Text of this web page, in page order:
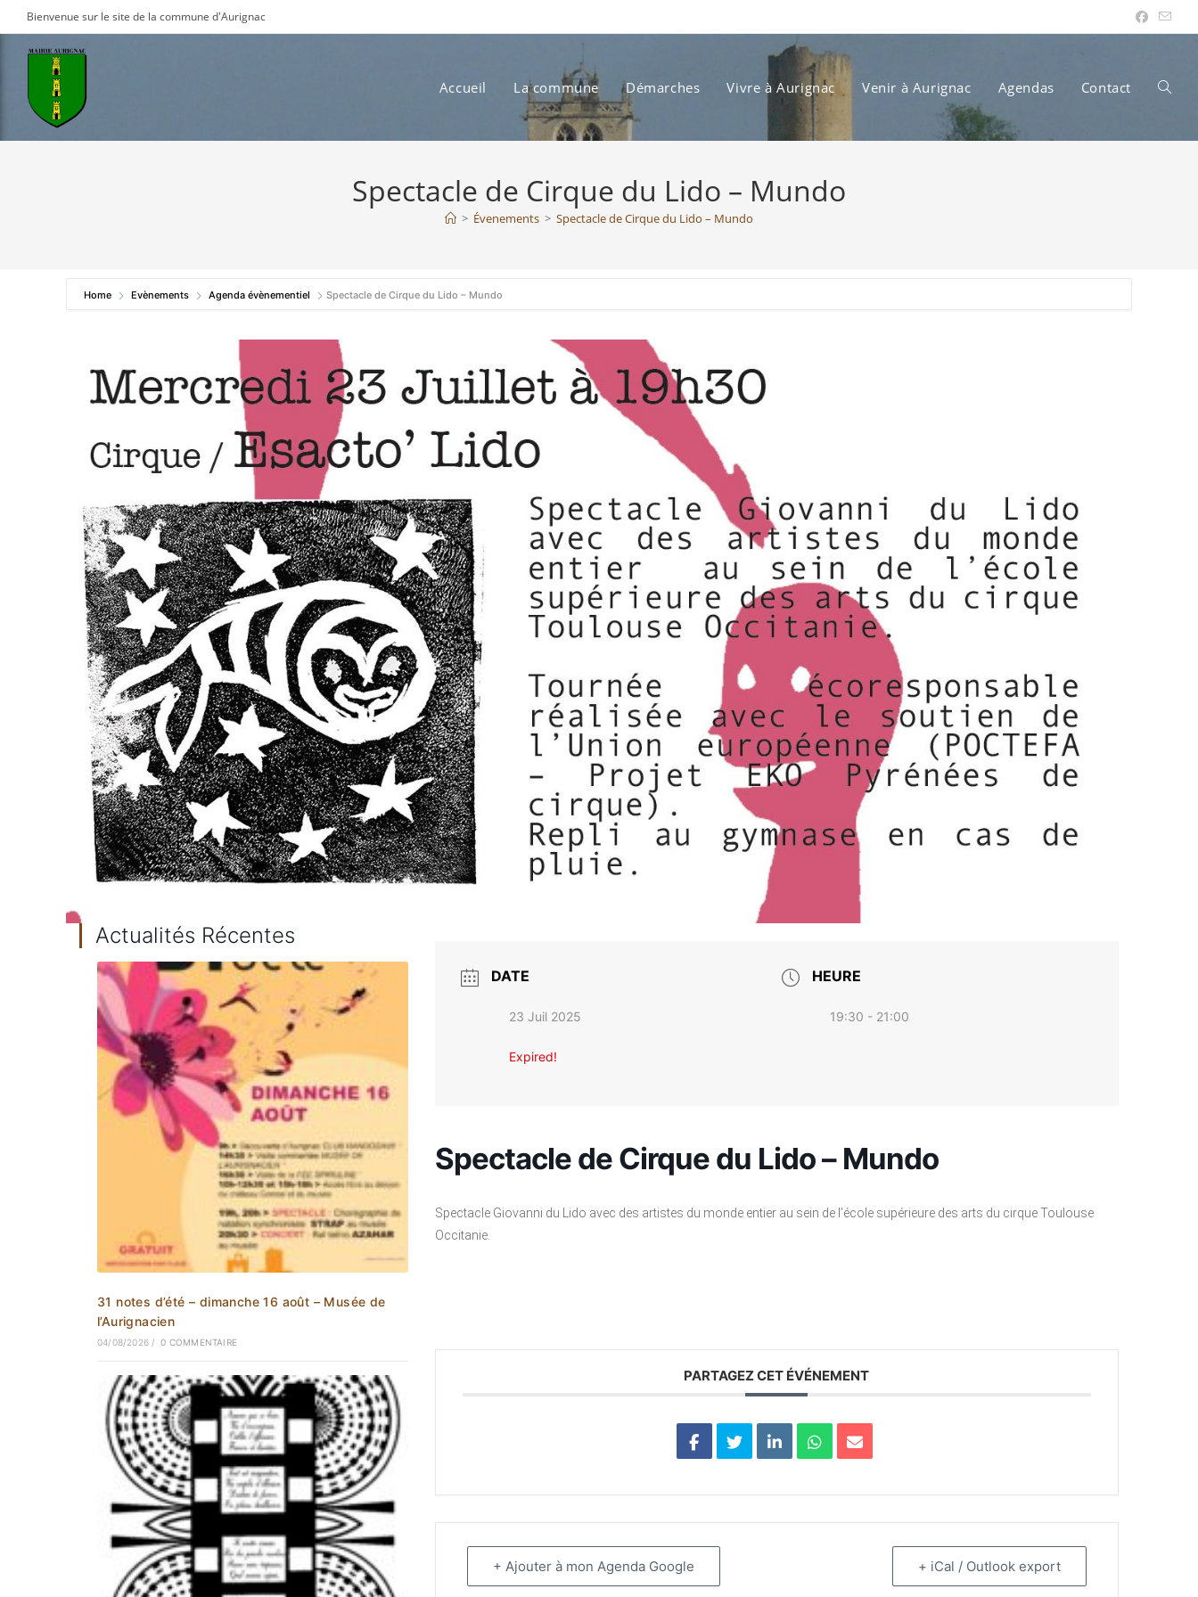
to
content
Bienvenue sur le site de la commune d'Aurignac
Accueil La commune Démarches Vivre à Aurignac Venir à Aurignac Agendas Contact Toggle
Spectacle de Cirque du Lido – Mundo
> Évenements > Spectacle de Cirque du Lido – Mundo
Home Evènements Agenda évènementiel Spectacle de Cirque du Lido – Mundo
Actualités Récentes
31 notes d’été – dimanche 16 août – Musée de
l’Aurignacien
04/08/2026 / 0 COMMENTAIRE
DATE
23 Juil 2025
Expired!
HEURE
19:30 - 21:00
Spectacle de Cirque du Lido – Mundo
Spectacle Giovanni du Lido avec des artistes du monde entier au sein de l’école supérieure des arts du cirque Toulouse
Occitanie.
PARTAGEZ CET ÉVÉNEMENT
+ Ajouter à mon Agenda Google + iCal / Outlook export